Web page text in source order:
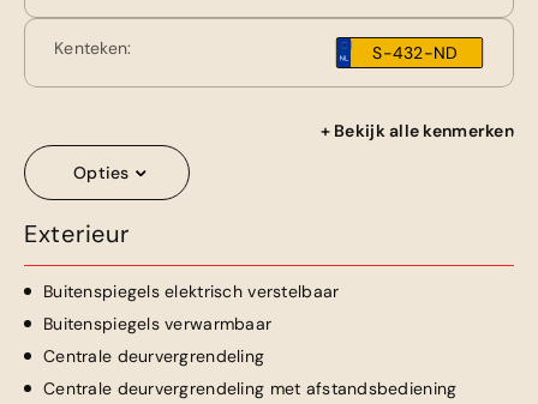
Kenteken: S-432-ND
+ Bekijk alle kenmerken
Opties
Exterieur
Buitenspiegels elektrisch verstelbaar
Buitenspiegels verwarmbaar
Centrale deurvergrendeling
Centrale deurvergrendeling met afstandsbediening